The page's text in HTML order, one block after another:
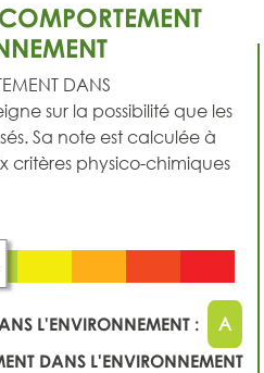
DANS
sur la possibilité que les
Sa note est calculée à
critères physico-chimiques
L'ENVIRONNEMENT :
A
DANS L'ENVIRONNEMENT